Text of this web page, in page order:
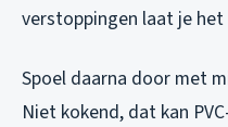
verstoppingen laat je
Spoel daarna door met
Niet kokend, dat kan